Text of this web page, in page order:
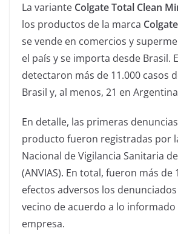
La variante Colgate Total Clean
los productos de la marca
se vende en comercios y
el país y se importa desde Brasil.
detectaron más de 11.000 casos
Brasil y, al menos, 21 en
En detalle, las primeras
producto fueron registradas por
Nacional de Vigilancia Sanitaria
(ANVIAS). En total, fueron más de
efectos adversos los
vecino de acuerdo a lo
empresa.